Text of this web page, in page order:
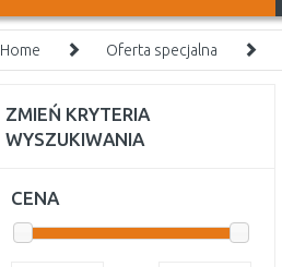
Home Oferta specjalna
ZMIEŃ KRYTERIA
WYSZUKIWANIA
CENA